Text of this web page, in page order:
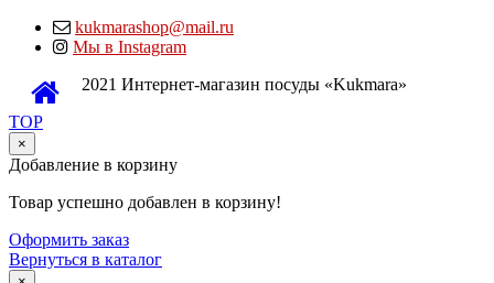
kukmarashop@mail.ru
Мы в Instagram
2021 Интернет-магазин посуды «Kukmara»
TOP
×
Добавление в корзину
Товар успешно добавлен в корзину!
Оформить заказ
Вернуться в каталог